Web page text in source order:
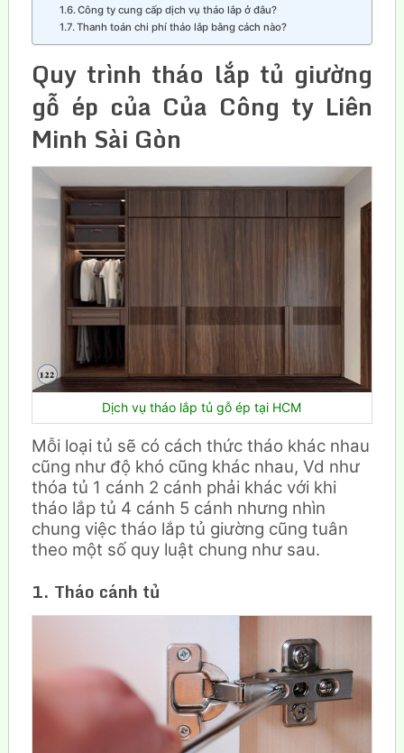
Công ty cung cấp dịch vụ tháo lắp ở đâu?
Thanh toán chi phí tháo lắp bằng cách nào?
Quy trình tháo lắp tủ giường
gỗ ép của Của Công ty Liên
Minh Sài Gòn
Dịch vụ tháo lắp tủ gỗ ép tại HCM
Mỗi loại tủ sẽ có cách thức tháo khác nhau
cũng như độ khó cũng khác nhau, Vd như
thóa tủ 1 cánh 2 cánh phải khác với khi
tháo lắp tủ 4 cánh 5 cánh nhưng nhìn
chung việc tháo lắp tủ giường cũng tuân
theo một số quy luật chung như sau.
1. Tháo cánh tủ